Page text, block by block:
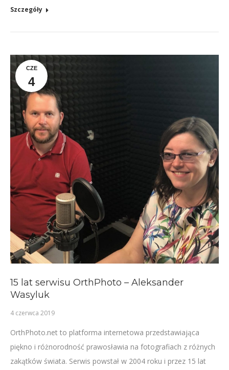
Szczegóły
CZE
4
15 lat serwisu OrthPhoto – Aleksander
Wasyluk
4 czerwca 2019
OrthPhoto.net to platforma internetowa przedstawiająca
piękno i różnorodność prawosławia na fotografiach z różnych
zakątków świata. Serwis powstał w 2004 roku i przez 15 lat